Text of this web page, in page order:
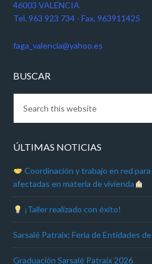
46003 VALENCIA
Tel. 963 923 734 - Fax. 963911425
faga_valencia@yahoo.es
BUSCAR
ÚLTIMAS NOTICIAS
Coordinación y trabajo en red
afectadas en materia de vivienda
¡Taller realizado con éxito!
Sarsalé Patraix: Feria de Entidades
Graduación Sarsalé Patraix 2026